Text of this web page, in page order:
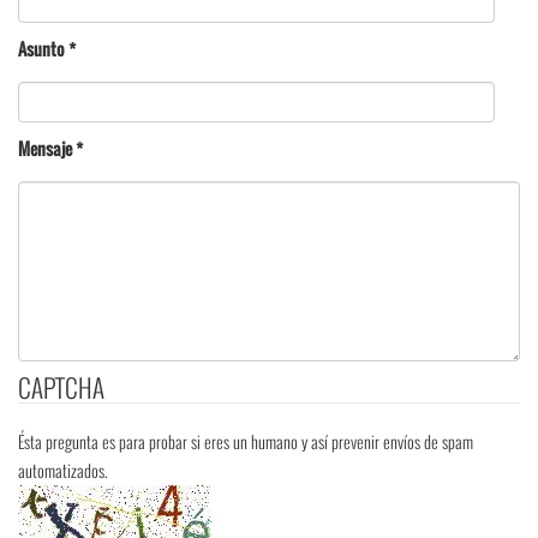
Asunto*
Mensaje*
CAPTCHA
Ésta pregunta es para probar si eres un humano y así prevenir envíos de spam
automatizados.